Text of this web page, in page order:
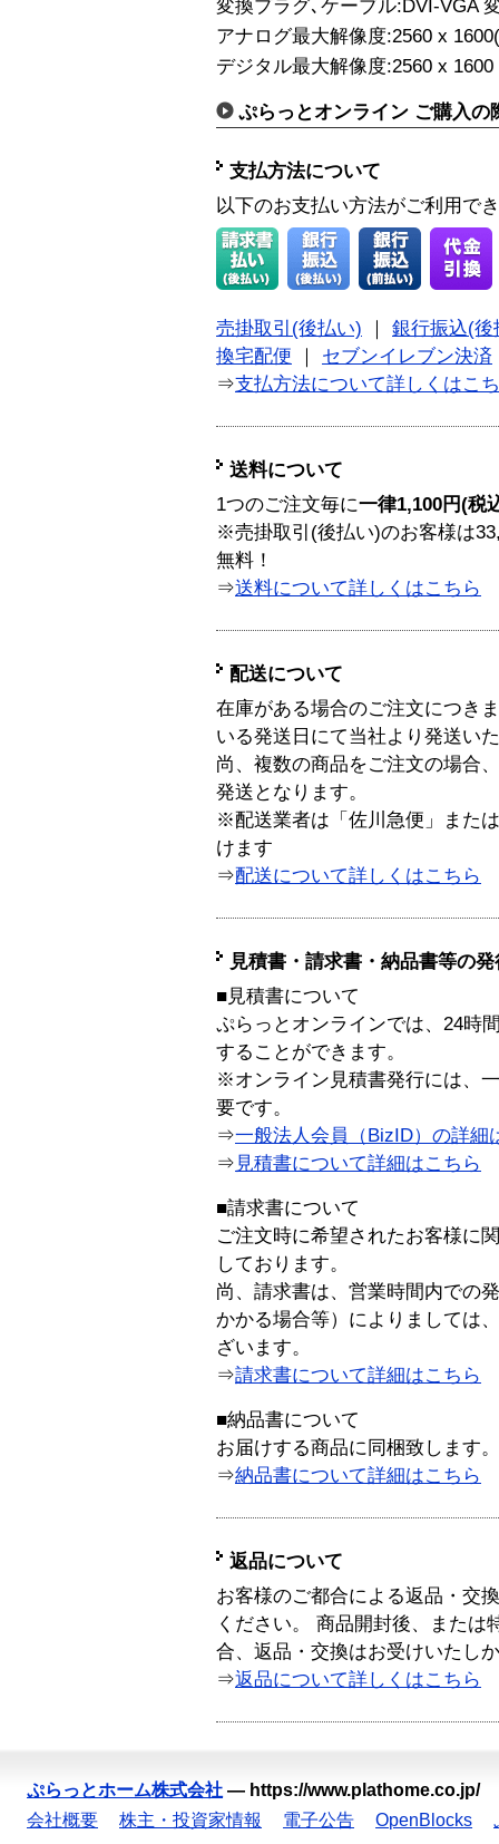
変換プラグ､ケーブル:DVI-VGA
アナログ最大解像度:2560 x
デジタル最大解像度:2560 x
ぷらっとオンライン ご購入の
支払方法について
以下のお支払い方法がご利用で
売掛取引(後払い)
銀行振込(後
換宅配便
セブンイレブン決済
⇒支払方法について詳しくはこ
送料について
1つのご注文毎に一律1,100円(税
※売掛取引(後払い)のお客様は
無料！
⇒送料について詳しくはこちら
配送について
在庫がある場合のご注文につき
いる発送日にて当社より発送い
尚、複数の商品をご注文の場合
発送となります。
※配送業者は「佐川急便」また
けます
⇒配送について詳しくはこちら
見積書・請求書・納品書等の
■見積書について
ぷらっとオンラインでは、24時
することができます。
※オンライン見積書発行には、
要です。
⇒一般法人会員（BizID）の詳細
⇒ 見積書について詳細はこちら
■請求書について
ご注文時に希望されたお客様に
しております。
尚、請求書は、営業時間内での
かかる場合等）によりましては
ざいます。
⇒請求書について詳細はこちら
■納品書について
お届けする商品に同梱致します。
⇒納品書について詳細はこちら
返品について
お客様のご都合による返品・交
ください。 商品開封後、または
合、返品・交換はお受けいたし
⇒返品について詳しくはこちら
ぷらっとホーム株式会社 — https://www.plathome.co.jp/
会社概要
株主・投資家情報 電子公告 OpenBlocks